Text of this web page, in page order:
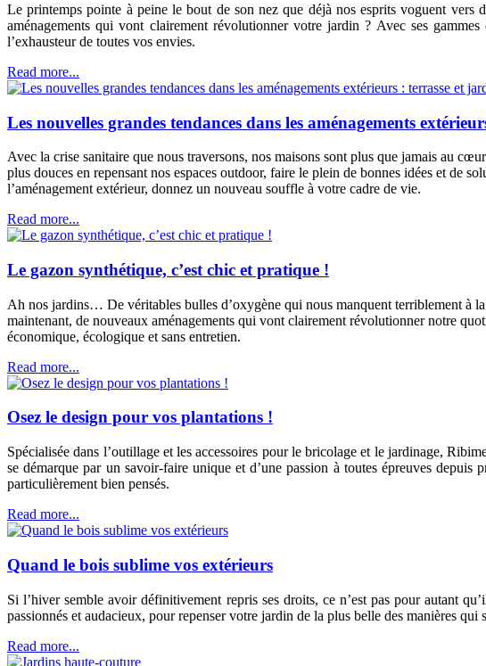
Le printemps pointe à peine le bout de son nez que déjà nos esprits voguent
aménagements qui vont clairement révolutionner votre jardin ? Avec ses
l’exhausteur de toutes vos envies.
Read more...
Les nouvelles grandes tendances dans les aménagements
Avec la crise sanitaire que nous traversons, nos maisons sont plus que jamais au
plus douces en repensant nos espaces outdoor, faire le plein de bonnes idées et de
l’aménagement extérieur, donnez un nouveau souffle à votre cadre de vie.
Read more...
Le gazon synthétique, c’est chic et pratique !
Ah nos jardins… De véritables bulles d’oxygène qui nous manquent terriblement à
maintenant, de nouveaux aménagements qui vont clairement révolutionner notre
économique, écologique et sans entretien.
Read more...
Osez le design pour vos plantations !
Spécialisée dans l’outillage et les accessoires pour le bricolage et le jardinage,
se démarque par un savoir-faire unique et d’une passion à toutes épreuves
particulièrement bien pensés.
Read more...
Quand le bois sublime vos extérieurs
Si l’hiver semble avoir définitivement repris ses droits, ce n’est pas pour autant
passionnés et audacieux, pour repenser votre jardin de la plus belle des manières qui
Read more...